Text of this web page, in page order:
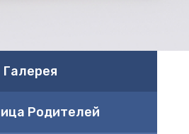
Галерея
Родителей